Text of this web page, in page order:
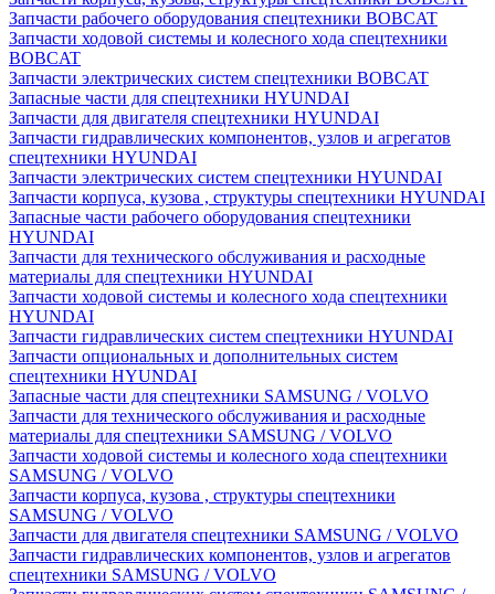
Запчасти рабочего оборудования спецтехники BOBCAT
Запчасти ходовой системы и колесного хода спецтехники
BOBCAT
Запчасти электрических систем спецтехники BOBCAT
Запасные части для спецтехники HYUNDAI
Запчасти для двигателя спецтехники HYUNDAI
Запчасти гидравлических компонентов, узлов и агрегатов
спецтехники HYUNDAI
Запчасти электрических систем спецтехники HYUNDAI
Запчасти корпуса, кузова , структуры спецтехники HYUNDAI
Запасные части рабочего оборудования спецтехники
HYUNDAI
Запчасти для технического обслуживания и расходные
материалы для спецтехники HYUNDAI
Запчасти ходовой системы и колесного хода спецтехники
HYUNDAI
Запчасти гидравлических систем спецтехники HYUNDAI
Запчасти опциональных и дополнительных систем
спецтехники HYUNDAI
Запасные части для спецтехники SAMSUNG / VOLVO
Запчасти для технического обслуживания и расходные
материалы для спецтехники SAMSUNG / VOLVO
Запчасти ходовой системы и колесного хода спецтехники
SAMSUNG / VOLVO
Запчасти корпуса, кузова , структуры спецтехники
SAMSUNG / VOLVO
Запчасти для двигателя спецтехники SAMSUNG / VOLVO
Запчасти гидравлических компонентов, узлов и агрегатов
спецтехники SAMSUNG / VOLVO